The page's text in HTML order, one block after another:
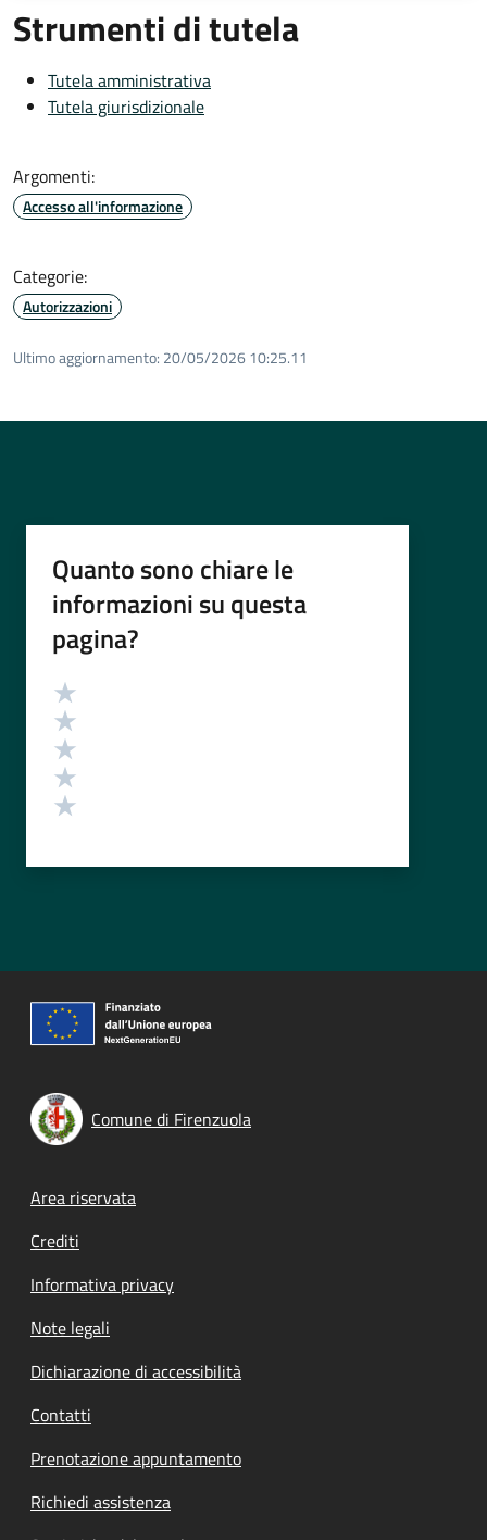
Strumenti di tutela
Tutela amministrativa
Tutela giurisdizionale
Argomenti:
Accesso all'informazione
Categorie:
Autorizzazioni
Ultimo aggiornamento: 20/05/2026 10:25.11
Quanto sono chiare le
informazioni su questa
pagina?
Valutazione
Comune di Firenzuola
Footer menu
Area riservata
Crediti
Informativa privacy
Note legali
Dichiarazione di accessibilità
Contatti
Prenotazione appuntamento
Richiedi assistenza